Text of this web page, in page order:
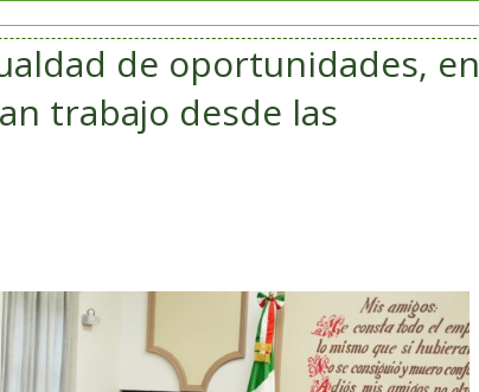
de oportunidades, en
trabajo desde las